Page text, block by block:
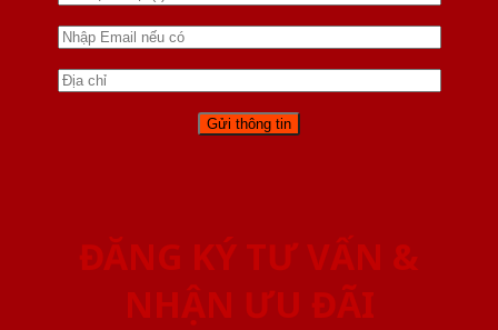
ĐĂNG KÝ TƯ VẤN &
NHẬN ƯU ĐÃI